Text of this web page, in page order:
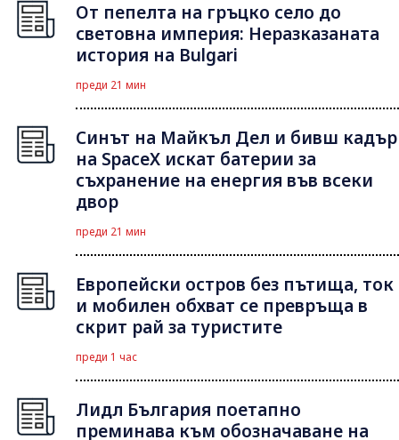
От пепелта на гръцко село до
световна империя: Неразказаната
история на Bulgari
преди 21 мин
Синът на Майкъл Дeл и бивш кадър
на SpaceX искат батерии за
съхранение на енергия във всеки
двор
преди 21 мин
Европейски остров без пътища, ток
и мобилен обхват се превръща в
скрит рай за туристите
преди 1 час
Лидл България поетапно
преминава към обозначаване на